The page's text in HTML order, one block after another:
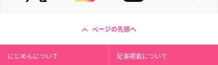
ページの先頭へ
にじめんについて 記事掲載について